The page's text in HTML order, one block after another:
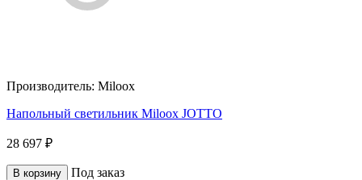
Производитель: Miloox
Напольный светильник Miloox JOTTO
28 697 ₽
В корзину Под заказ